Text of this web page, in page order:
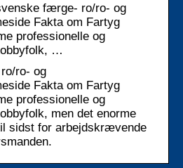
færge- ro/ro- og
Fakta om Fartyg
professionelle og
…
ro- og
Fakta om Fartyg
professionelle og
men det enorme
sidst for arbejdskrævende